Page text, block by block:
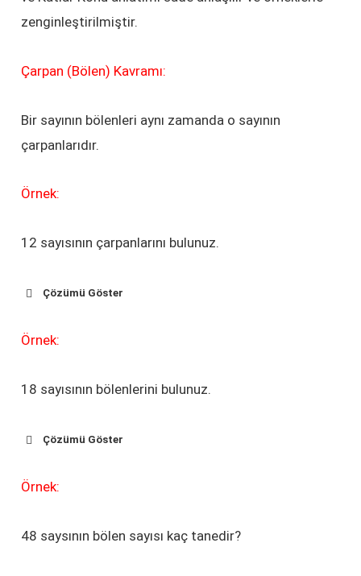
zenginleştirilmiştir.
Çarpan (Bölen) Kavramı:
Bir sayının bölenleri aynı zamanda o sayının
çarpanlarıdır.
Örnek:
12 sayısının çarpanlarını bulunuz.
Çözümü Göster
Örnek:
18 sayısının bölenlerini bulunuz.
Çözümü Göster
Örnek:
48 saysının bölen sayısı kaç tanedir?